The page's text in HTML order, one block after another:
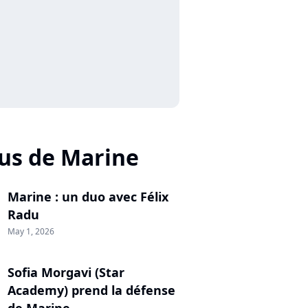
de Marine
Marine : un duo avec Félix
Radu
May 1, 2026
Sofia Morgavi (Star
Academy) prend la défense